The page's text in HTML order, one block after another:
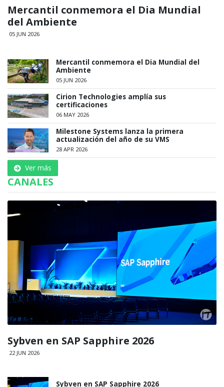
Mercantil conmemora el Dia Mundial
del Ambiente
05 JUN 2026
Mercantil conmemora el Dia Mundial del
Ambiente
05 JUN 2026
Cirion Technologies amplía sus
certificaciones
06 MAY 2026
Milestone Systems lanza la primera
actualización del año de su VMS
28 APR 2026
Ver más
CANALES
Sybven en SAP Sapphire 2026
22 JUN 2026
Sybven en SAP Sapphire 2026